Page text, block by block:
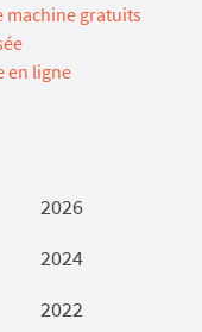
machine gratuits
en ligne
2026
2024
2022